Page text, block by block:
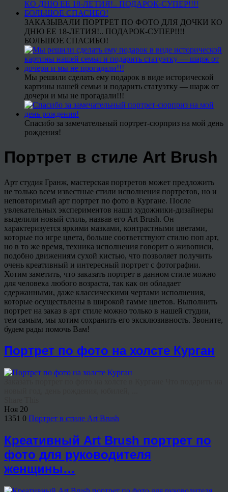
ЗАКАЗЫВАЛИ ПОРТРЕТ ПО ФОТО ДЛЯ ДОЧКИ КО
ДНЮ ЕЕ 18-ЛЕТИЯ!.. ПОДАРОК-СУПЕР!!!!
БОЛЬШОЕ СПАСИБО!
Мы решили сделать ему подарок в виде исторической
картины нашей семьи и подарить статуэтку — шарж от
дочери и мы не прогадали!!!
Спасибо за замечательный портрет-сюрприз на мой день
рождения!
Портрет в стиле Art Brush
Арт студия Гранж, мастерская портретов может предложить
не только всем известные стили исполнения портретов, но и
неповторимый арт портрет по фото в Кургане. После
увлекательных экспериментов наши художники-дизайнеры
выделили новый стиль, назвав его Art Brush. Он
характеризуется яркими мазками, контрастными цветами,
которые по игре цвета, больше соответствуют стилю поп арт,
но в то же время, техника исполнения говорит о живописи,
подобно движениям сухой кистью, что позволяет получить
очень креативный и интересный портрет с фотографии.
Хотим заметить, что заказать портрет в данном стиле можно
для человека любого возраста, так как он обладает
сдержанными, даже классическими чертами исполнения,
которые осуществлены в широкой гамме цветов. Выполнить
портрет на заказ в арт стиле можно только в нашей студии,
тем самым, мы хотим сохранить его эксклюзивность. Звоните,
будем рады помочь Вам!
Портрет по фото на холсте Курган
Ноя 20
1351 0 Портрет в стиле Art Brush
Креативный Art Brush портрет по
фото для руководителя
женщины…